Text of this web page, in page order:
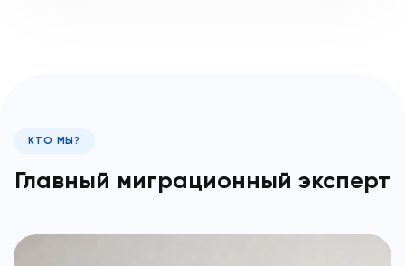
КТО МЫ?
Главный миграционный эксперт